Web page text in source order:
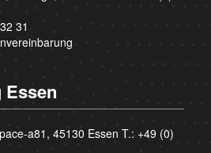
31
Essen
a81, 45130 Essen T.: +49 (0)